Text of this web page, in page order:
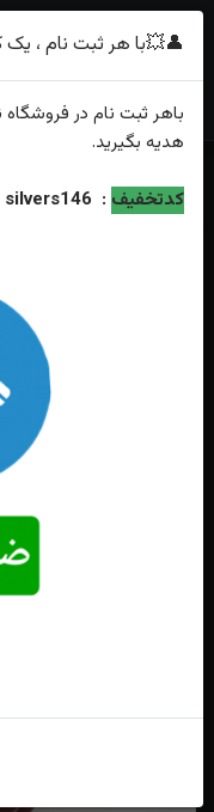
خانه فهرست محصولات
👤💥با هر ثبت نام ،
باهر ثبت نام در فروشگاه
هدیه بگیرید.
کدتخفیف :
silvers146